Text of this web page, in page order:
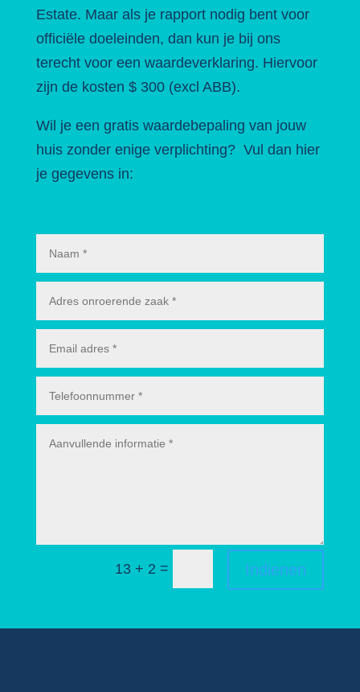
Estate. Maar als je rapport nodig bent voor
officiële doeleinden, dan kun je bij ons
terecht voor een waardeverklaring. Hiervoor
zijn de kosten $ 300 (excl ABB).
Wil je een gratis waardebepaling van jouw
huis zonder enige verplichting? Vul dan hier
je gegevens in:
13 + 2 = Indienen